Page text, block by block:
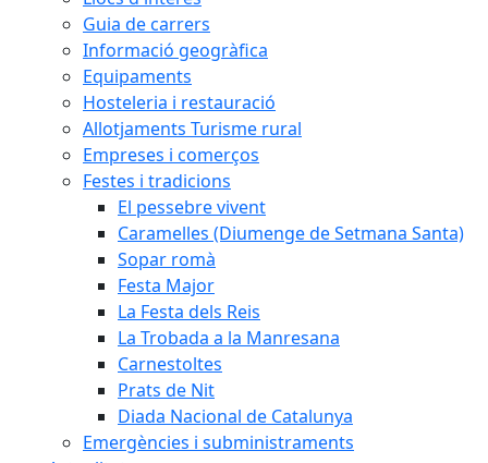
Guia de carrers
Informació geogràfica
Equipaments
Hosteleria i restauració
Allotjaments Turisme rural
Empreses i comerços
Festes i tradicions
El pessebre vivent
Caramelles (Diumenge de Setmana Santa)
Sopar romà
Festa Major
La Festa dels Reis
La Trobada a la Manresana
Carnestoltes
Prats de Nit
Diada Nacional de Catalunya
Emergències i subministraments